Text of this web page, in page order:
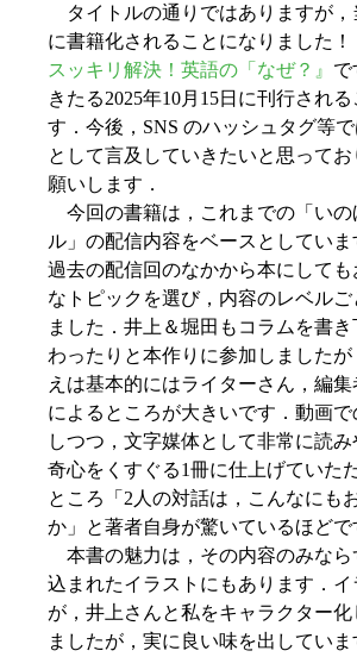
タイトルの通りではありますが，
に書籍化されることになりました
スッキリ解決！英語の「なぜ？』 で
きたる2025年10月15日に刊行され
す．今後，SNS のハッシュタグ等
として言及していきたいと思って
願いします．
今回の書籍は，これまでの「いの
ル」の配信内容をベースとしてい
過去の配信回のなかから本にしても
なトピックを選び，内容のレベル
ました．井上＆堀田もコラムを書
わったりと本作りに参加しました
えは基本的にはライターさん，編
によるところが大きいです．動画
しつつ，文字媒体として非常に読
奇心をくすぐる1冊に仕上げていた
ところ「2人の対話は，こんなにも
か」と著者自身が驚いているほどで
本書の魅力は，その内容のみなら
込まれたイラストにもあります．
が，井上さんと私をキャラクター
ましたが，実に良い味を出してい